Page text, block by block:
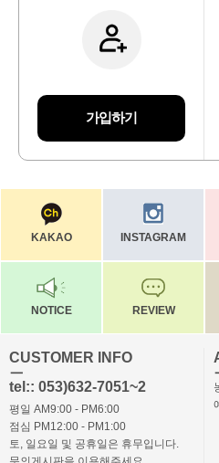
가입하기
KAKAO INSTAGRAM
NOTICE REVIEW
CUSTOMER INFO
ㅡ
tel:: 053)632-7051~2
평일 AM9:00 - PM6:00
점심 PM12:00 - PM1:00
토, 일요일 및 공휴일은 휴무입니다.